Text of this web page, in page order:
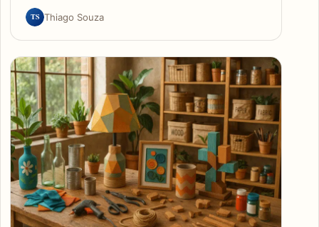
TS Thiago Souza